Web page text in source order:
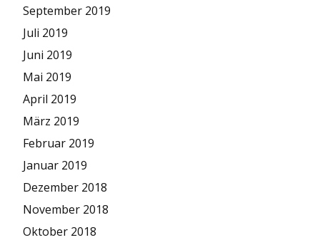
September 2019
Juli 2019
Juni 2019
Mai 2019
April 2019
März 2019
Februar 2019
Januar 2019
Dezember 2018
November 2018
Oktober 2018